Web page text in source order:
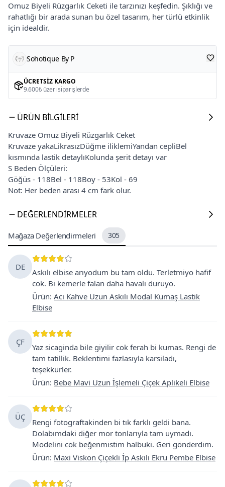
Omuz Biyeli Rüzgarlık Ceketi ile tarzınızı keşfedin. Şıklığı ve
rahatlığı bir arada sunan bu özel tasarım, her türlü etkinlik
için idealdir.
Sohotique By P
ÜCRETSIZ KARGO
9.600₺ üzeri siparişlerde
ÜRÜN BILGILERI
Kruvaze Omuz Biyeli Rüzgarlık Ceket
Kruvaze yakaLikrasızDüğme iliklemiYandan cepliBel
kısmında lastik detaylıKolunda şerit detayı var
S Beden Ölçüleri:
Göğüs - 118Bel - 118Boy - 53Kol - 69
Not: Her beden arası 4 cm fark olur.
DEĞERLENDIRMELER
Mağaza Değerlendirmeleri 305
DE
Askılı elbise arıyodum bu tam oldu. Terletmiyo hafif
cok. Bi kemerle falan daha havalı duruyo.
Ürün: Acı Kahve Uzun Askılı Modal Kumaş Lastik
Elbise
ÇF
Yaz sicaginda bile giyilir cok ferah bi kumas. Rengi de
tam tatillik. Beklentimi fazlasıyla karsiladı,
teşekkürler.
Ürün: Bebe Mavi Uzun İşlemeli Çiçek Aplikeli Elbise
ÜÇ
Rengi fotograftakinden bi tık farklı geldi bana.
Dolabımdaki diğer mor tonlarıyla tam uymadı.
Modelini cok beğenmistim halbuki. Geri gönderdim.
Ürün: Maxi Viskon Çiçekli İp Askılı Ekru Pembe Elbise